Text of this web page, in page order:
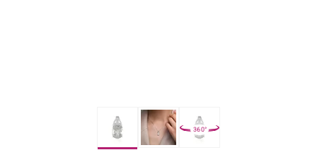
360°